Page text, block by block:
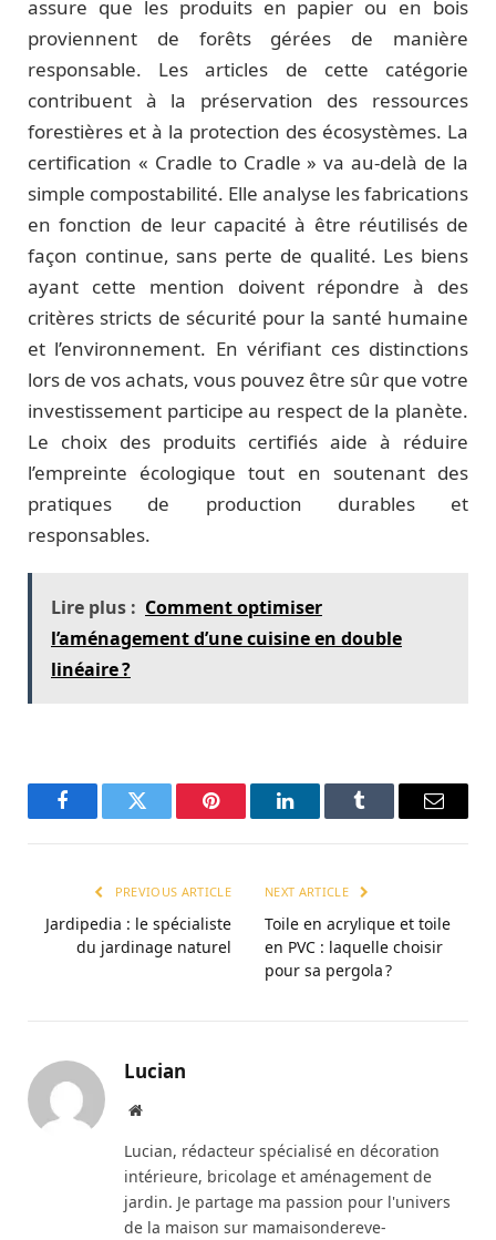
assure que les produits en papier ou en bois
proviennent de forêts gérées de manière
responsable. Les articles de cette catégorie
contribuent à la préservation des ressources
forestières et à la protection des écosystèmes. La
certification « Cradle to Cradle » va au-delà de la
simple compostabilité. Elle analyse les fabrications
en fonction de leur capacité à être réutilisés de
façon continue, sans perte de qualité. Les biens
ayant cette mention doivent répondre à des
critères stricts de sécurité pour la santé humaine
et l’environnement. En vérifiant ces distinctions
lors de vos achats, vous pouvez être sûr que votre
investissement participe au respect de la planète.
Le choix des produits certifiés aide à réduire
l’empreinte écologique tout en soutenant des
pratiques de production durables et
responsables.
Lire plus : Comment optimiser
l’aménagement d’une cuisine en double
linéaire ?
FacebookTwitter Pinterest LinkedInTumblr Email
PREVIOUS ARTICLE
Jardipedia : le spécialiste
du jardinage naturel
NEXT ARTICLE
Toile en acrylique et toile
en PVC : laquelle choisir
pour sa pergola ?
Lucian
Website
Lucian, rédacteur spécialisé en décoration
intérieure, bricolage et aménagement de
jardin. Je partage ma passion pour l'univers
de la maison sur mamaisondereve-